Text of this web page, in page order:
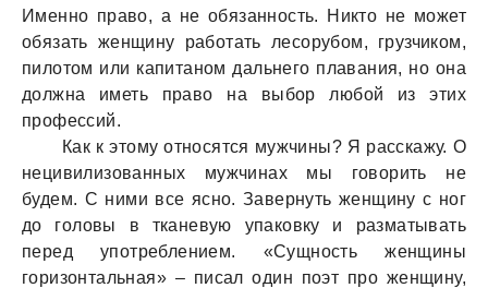
Именно право, а не обязанность. Никто не может
обязать женщину работать лесорубом, грузчиком,
пилотом или капитаном дальнего плавания, но она
должна иметь право на выбор любой из этих
профессий.
Как к этому относятся мужчины? Я расскажу. О
нецивилизованных мужчинах мы говорить не
будем. С ними все ясно. Завернуть женщину с ног
до головы в тканевую упаковку и разматывать
перед употреблением. «Сущность женщины
горизонтальная» – писал один поэт про женщину,